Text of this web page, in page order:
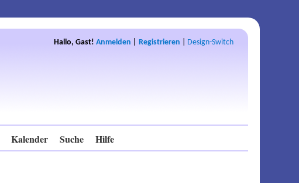
Hallo, Gast! Anmelden Registrieren Design-Switch
Kalender Suche Hilfe